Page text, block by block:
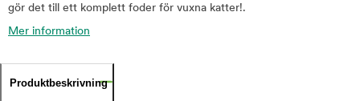
gör det till ett komplett foder för vuxna katter!.
Mer information
Produktbeskrivning